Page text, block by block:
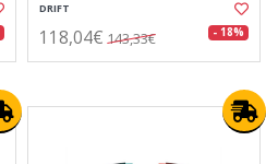
DRIFT
118,04€ 143,33€ - 18%